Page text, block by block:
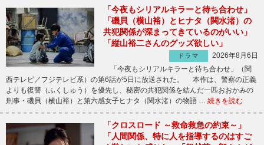
「今夜もシリアルキラーと待ち合わせ」
「磯貝（横山裕）とヒナタ（関水渚）の
共犯関係が深まってきているのがいい」
「縦山裕二さんのグッズ欲しい」
ドラマ
2026年8月6日
「今夜もシリアルキラーと待ち合わせ」（関
西テレビ／フジテレビ系）の第6話が5日に放送された。 本作は、警察の正義
よりも復讐（ふくしゅう）を優先し、秘密の共犯関係を結んだ一匹おおかみの
刑事・磯貝（横山裕）と第六感女子ヒナタ（関水渚）の物語 … 続きを読む
「クロスロード ～救命救急の約束～」
「人間関係、特に人を指導するのはすご